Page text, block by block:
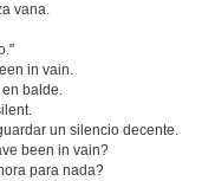
vana.
in vain.
en balde.
un silencio decente.
been in vain?
para nada?